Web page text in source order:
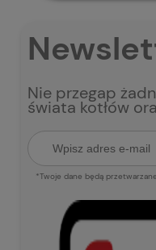
Nie przegap
świata kotłów
*Twoje dane będą